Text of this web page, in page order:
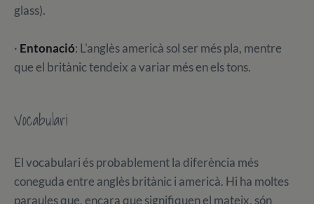
glass).
· Entonació: L'anglès americà sol ser més pla, mentre
que el britànic tendeix a variar més en els tons.
Vocabulari
El vocabulari és probablement la diferència més
coneguda entre anglès britànic i americà. Hi ha moltes
paraules que, encara que signifiquen el mateix, són